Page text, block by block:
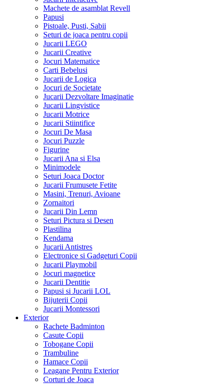
Machete de asamblat Revell
Papusi
Pistoale, Pusti, Sabii
Seturi de joaca pentru copii
Jucarii LEGO
Jucarii Creative
Jocuri Matematice
Carti Bebelusi
Jucarii de Logica
Jocuri de Societate
Jucarii Dezvoltare Imaginatie
Jucarii Lingvistice
Jucarii Motrice
Jucarii Stiintifice
Jocuri De Masa
Jocuri Puzzle
Figurine
Jucarii Ana si Elsa
Minimodele
Seturi Joaca Doctor
Jucarii Frumusete Fetite
Masini, Trenuri, Avioane
Zornaitori
Jucarii Din Lemn
Seturi Pictura si Desen
Plastilina
Kendama
Jucarii Antistres
Electronice si Gadgeturi Copii
Jucarii Playmobil
Jocuri magnetice
Jucarii Dentitie
Papusi si Jucarii LOL
Bijuterii Copii
Jucarii Montessori
Exterior
Rachete Badminton
Casute Copii
Tobogane Copii
Trambuline
Hamace Copii
Leagane Pentru Exterior
Corturi de Joaca